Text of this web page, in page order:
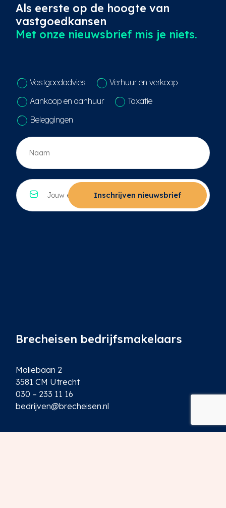
Als eerste op de hoogte van
vastgoedkansen
Met onze nieuwsbrief mis je niets.
C
o
n
t
a
c
k
e
e
*
Vastgoedadvies
Verhuur en verkoop
Aankoop en aanhuur
Taxatie
Beleggingen
N
a
a
*
E
-
m
Inschrijven nieuwsbrief
Brecheisen bedrijfsmakelaars
Maliebaan 2
3581 CM Utrecht
030 – 233 11 16
bedrijven@brecheisen.nl